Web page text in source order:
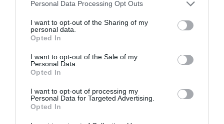
Personal Data Processing Opt Outs
I want to opt-out of the Sharing of my
personal data.
Opted In
I want to opt-out of the Sale of my
Personal Data.
Opted In
I want to opt-out of processing my
Personal Data for Targeted Advertising.
Opted In
Transformar la
agroalimentación y la
4 de febrero de 2021
ECONOMÍA
Carne de laboratorio en
en los mercados de futuros.